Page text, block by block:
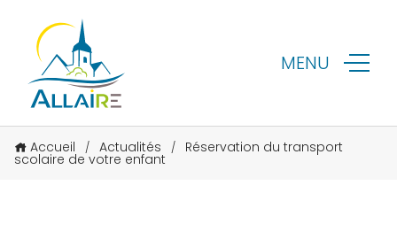
MENU
Accueil / Actualités / Réservation du transport
scolaire de votre enfant